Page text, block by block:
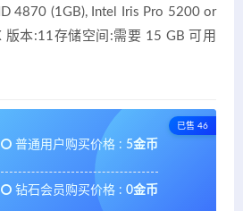
4870 (1GB), Intel Iris Pro 5200 or
版本:11存储空间:需要 15 GB 可用
已售 46
普通用户购买价格 : 5金币
钻石会员购买价格 : 0金币